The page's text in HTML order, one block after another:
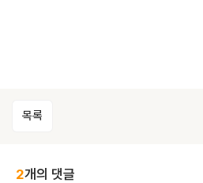
목록
2개의 댓글